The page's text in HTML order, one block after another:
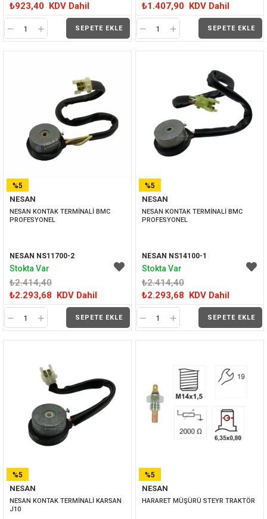
₺923,40 KDV Dahil
SEPETE EKLE
₺1.407,90 KDV Dahil
SEPETE EKLE
NESAN
NESAN KONTAK TERMİNALİ BMC
PROFESYONEL
NESAN NS11700-2
₺2.414,40
₺2.293,68 KDV Dahil
SEPETE EKLE
%5
İNDIRIM
Stokta Var
NESAN
NESAN KONTAK TERMİNALİ BMC
PROFESYONEL
NESAN NS14100-1
₺2.414,40
₺2.293,68 KDV Dahil
SEPETE EKLE
%5
İNDIRIM
Stokta Var
NESAN
NESAN KONTAK TERMİNALİ KARSAN
J10
%5
İNDIRIM
NESAN
HARARET MÜŞÜRÜ STEYR TRAKTÖR
%5
İNDIRIM